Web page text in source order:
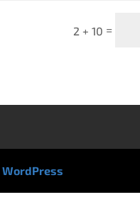
2 + 10 =
WordPress